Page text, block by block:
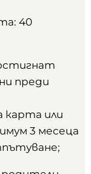
40
преди
карта или
3 месеца